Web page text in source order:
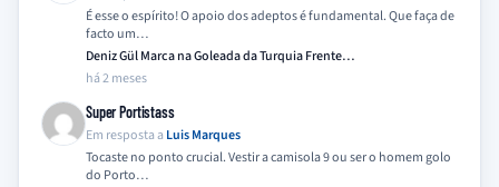
É esse o espírito! O apoio dos adeptos é fundamental. Que faça de
facto um…
Deniz Gül Marca na Goleada da Turquia Frente…
há 2 meses
Super Portistass
Em resposta a Luis Marques
Tocaste no ponto crucial. Vestir a camisola 9 ou ser o homem golo
do Porto…